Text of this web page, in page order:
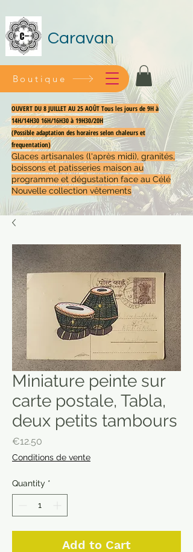
Caravan
OUVERT DU 8 JUILLET AU 25 AOÛT Tous les jours de 9H à
14H/14H30 16H/16H30 à 19H30/20H
(Possible adaptation des horaires selon chaleurs et
frequentation)
Glaces artisanales (l'après midi), granités,
boissons et patisseries maison au
programme et dégustation face au Célé
Nouvelle collection vêtements
Boutique
Miniature peinte sur
carte postale, Tabla,
deux petits tambours
€12.50
Conditions de vente
Quantity *
Add to Cart